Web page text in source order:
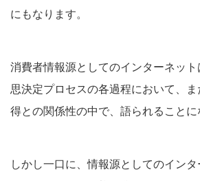
にもなります。
消費者情報源としてのインターネッ
思決定プロセスの各過程において、
得との関係性の中で、語られることに
しかし一口に、情報源としてのイン